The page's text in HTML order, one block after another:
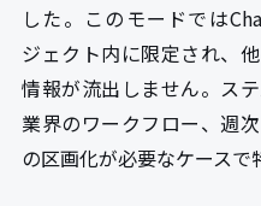
した。このモードでは
ジェクト内に限定され、
情報が流出しません。ス
業界のワークフロー、週
の区画化が必要なケースで